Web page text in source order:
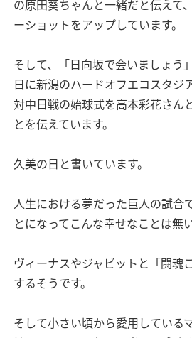
の原田葵ちゃんと一緒だと伝えて
ーショットをアップしています。
そして、「日向坂で会いましょう
日に新潟のハードオフエコスタジ
対中日戦の始球式を高本彩花さん
とを伝えています。
久美の日と書いています。
人生における夢だった巨人の試合
とになってこんな幸せなことは無
ヴィーナスやジャビットと「闘魂
するそうです。
そして小さい頃から愛用している